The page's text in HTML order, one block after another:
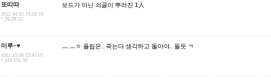
또띠따
2011.04.02 15:32:15
*.29.28.23
보드가 아닌 쇠골이 뿌러진 1人
미루~♥
2011.10.08 23:47:07
*.241.151.50
ㅡ.ㅡㅎ 플립은.. 죽는다 생각하고 돌아야.. 돌듯 ㅋ